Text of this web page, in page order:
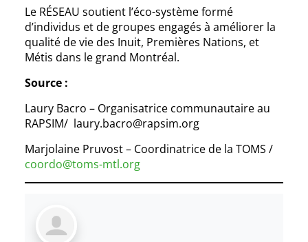
Le RÉSEAU soutient l’éco-système formé
d’individus et de groupes engagés à améliorer la
qualité de vie des Inuit, Premières Nations, et
Métis dans le grand Montréal.
Source :
Laury Bacro – Organisatrice communautaire au
RAPSIM/ laury.bacro@rapsim.org
Marjolaine Pruvost – Coordinatrice de la TOMS /
coordo@toms-mtl.org